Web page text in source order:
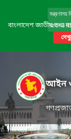
বাংলাদেশ জাতীয় তথ্য
আইন ও